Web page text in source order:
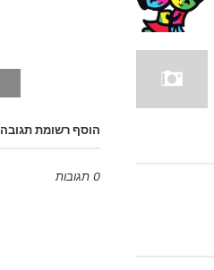
הוסף רשומת תגובה
0 תגובות